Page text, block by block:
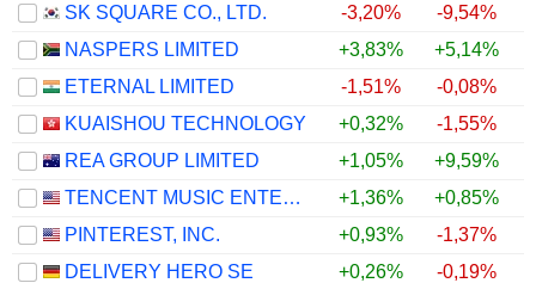
SK SQUARE CO., LTD.
-3,20% -9,54%
NASPERS LIMITED
+3,83% +5,14%
ETERNAL LIMITED
-1,51% -0,08%
KUAISHOU TECHNOLOGY
+0,32% -1,55%
REA GROUP LIMITED
+1,05% +9,59%
TENCENT MUSIC ENTERTAINMENT GROUP
+1,36% +0,85%
PINTEREST, INC.
+0,93% -1,37%
DELIVERY HERO SE
+0,26% -0,19%